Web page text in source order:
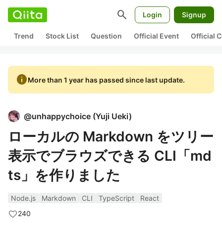
search Login Signup
Trend Stock List Question Official Event Official
infoMore than 1 year has passed since last update.
@unhappychoice (Yuji Ueki)
ローカルの Markdown をツリー
表示でブラウズできる CLI「md
ts」を作りました
Node.js Markdown CLI TypeScript
React
240